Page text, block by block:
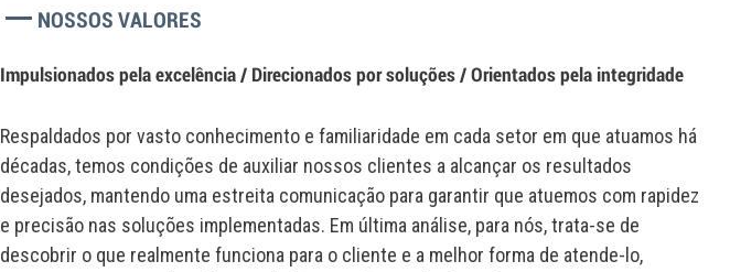
NOSSOS VALORES
Impulsionados pela excelência / Direcionados por soluções / Orientados pela integridade
Respaldados por vasto conhecimento e familiaridade em cada setor em que atuamos há
décadas, temos condições de auxiliar nossos clientes a alcançar os resultados
desejados, mantendo uma estreita comunicação para garantir que atuemos com rapidez
e precisão nas soluções implementadas. Em última análise, para nós, trata-se de
descobrir o que realmente funciona para o cliente e a melhor forma de atende-lo,